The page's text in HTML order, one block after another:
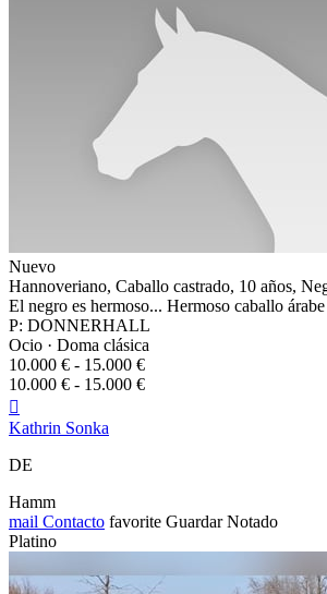
Nuevo
Hannoveriano, Caballo castrado, 10 años,
El negro es hermoso... Hermoso caballo
P: DONNERHALL
Ocio · Doma clásica
10.000 € - 15.000 €
10.000 € - 15.000 €

Kathrin Sonka
DE
Hamm
mail Contacto favorite Guardar Notado
Platino